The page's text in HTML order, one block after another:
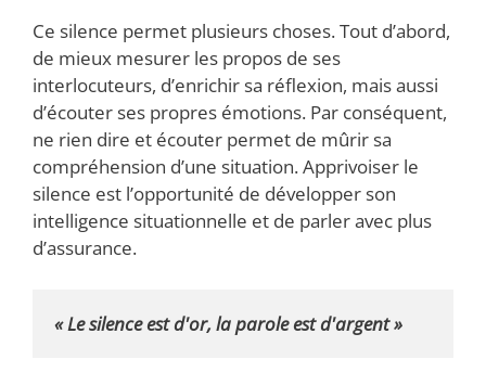
Ce silence permet plusieurs choses. Tout d’abord,
de mieux mesurer les propos de ses
interlocuteurs, d’enrichir sa réflexion, mais aussi
d’écouter ses propres émotions. Par conséquent,
ne rien dire et écouter permet de mûrir sa
compréhension d’une situation. Apprivoiser le
silence est l’opportunité de développer son
intelligence situationnelle et de parler avec plus
d’assurance.
« Le silence est d'or, la parole est d'argent »